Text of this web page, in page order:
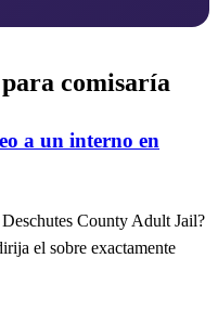
comisaría
a un interno en
County Adult Jail?
el sobre exactamente